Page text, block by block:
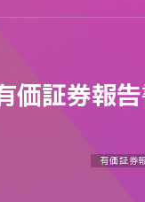
COMPANY
IR
価証券報
有価証券